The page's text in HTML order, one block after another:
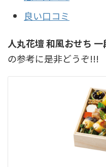
良い口コミ
人丸花壇 和風おせち 一
の参考に是非どうぞ!!!